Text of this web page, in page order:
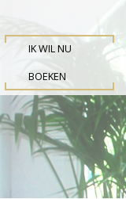
IK WIL NU
BOEKEN